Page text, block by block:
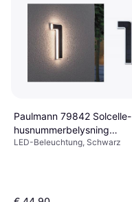
Paulmann 79842 Solcelle-
husnummerbelysning
Lichtleiste
LED-Beleuchtung, Schwarz